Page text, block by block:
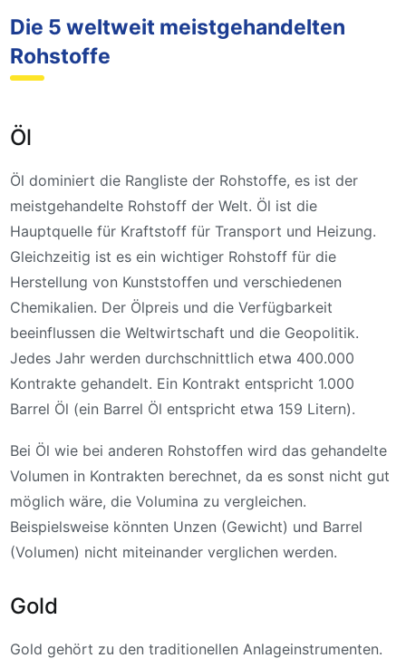
Die 5 weltweit meistgehandelten
Rohstoffe
Öl
Öl dominiert die Rangliste der Rohstoffe, es ist der
meistgehandelte Rohstoff der Welt. Öl ist die
Hauptquelle für Kraftstoff für Transport und Heizung.
Gleichzeitig ist es ein wichtiger Rohstoff für die
Herstellung von Kunststoffen und verschiedenen
Chemikalien. Der Ölpreis und die Verfügbarkeit
beeinflussen die Weltwirtschaft und die Geopolitik.
Jedes Jahr werden durchschnittlich etwa 400.000
Kontrakte gehandelt. Ein Kontrakt entspricht 1.000
Barrel Öl (ein Barrel Öl entspricht etwa 159 Litern).
Bei Öl wie bei anderen Rohstoffen wird das gehandelte
Volumen in Kontrakten berechnet, da es sonst nicht gut
möglich wäre, die Volumina zu vergleichen.
Beispielsweise könnten Unzen (Gewicht) und Barrel
(Volumen) nicht miteinander verglichen werden.
Gold
Gold gehört zu den traditionellen Anlageinstrumenten.